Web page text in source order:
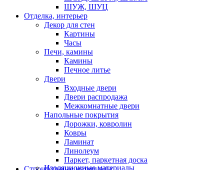
ШУЖ, ШУЦ
Отделка, интерьер
Декор для стен
Картины
Часы
Печи, камины
Камины
Печное литье
Двери
Входные двери
Двери распродажа
Межкомнатные двери
Напольные покрытия
Дорожки, ковролин
Ковры
Ламинат
Линолеум
Паркет, паркетная доска
Изоляционные материалы